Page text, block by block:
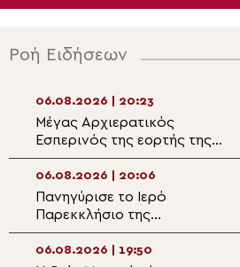
Ροή Ειδήσεων
06.08.2026 | 20:23
Μέγας Αρχιερατικός
Εσπερινός της εορτής της
Μεταμορφώσεως του Κυρίου
στην Κάτω Μερά Ιεράπετρας
06.08.2026 | 20:06
Πανηγύρισε το Ιερό
Παρεκκλήσιο της
Μεταμορφώσεως στις
Κατασκηνώσεις Αρρένων
06.08.2026 | 19:50